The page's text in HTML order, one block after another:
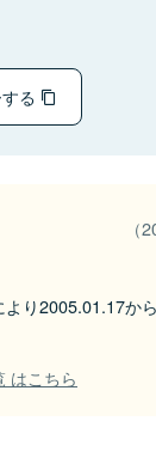
る
（
り2005.01.17か
はこちら